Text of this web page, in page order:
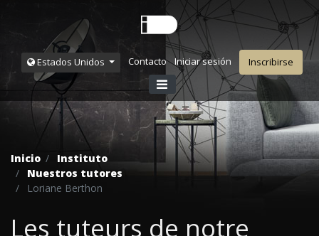
Estados Unidos Contacto Iniciar sesión Inscribirse
Inicio
Instituto
Nuestros tutores
Loriane Berthon
Les tuteurs de notre